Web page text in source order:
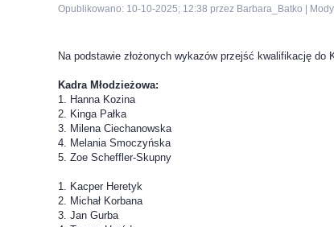
Opublikowano: 10-10-2025; 12:38 przez Barbara_Batko |
Na podstawie złożonych wykazów przejść kwalifikację
Kadra Młodzieżowa:
1. Hanna Kozina
2. Kinga Pałka
3. Milena Ciechanowska
4. Melania Smoczyńska
5. Zoe Scheffler-Skupny
1. Kacper Heretyk
2. Michał Korbana
3. Jan Gurba